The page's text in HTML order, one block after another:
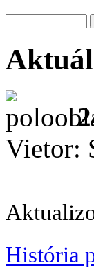
Vietor:
História